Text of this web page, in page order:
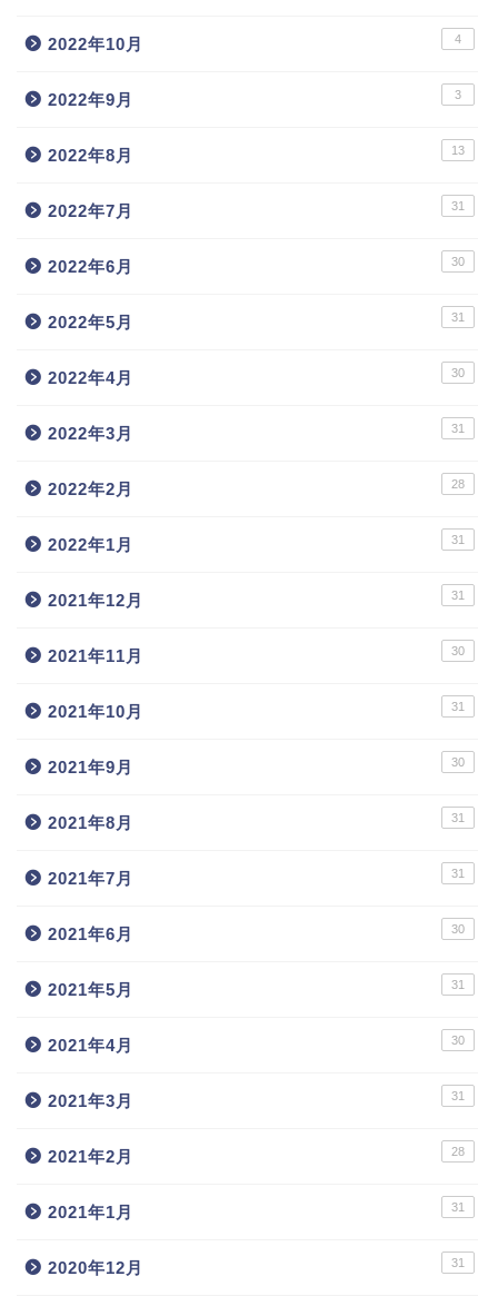
2022年10月 4
2022年9月 3
2022年8月 13
2022年7月 31
2022年6月 30
2022年5月 31
2022年4月 30
2022年3月 31
2022年2月 28
2022年1月 31
2021年12月 31
2021年11月 30
2021年10月 31
2021年9月 30
2021年8月 31
2021年7月 31
2021年6月 30
2021年5月 31
2021年4月 30
2021年3月 31
2021年2月 28
2021年1月 31
2020年12月 31